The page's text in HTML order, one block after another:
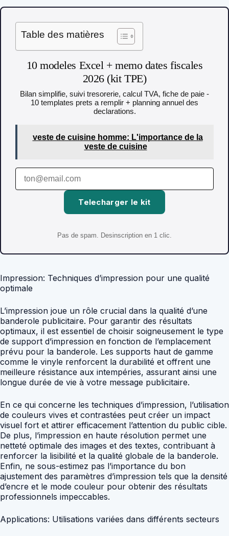
Table des matières
10 modeles Excel + memo dates fiscales
2026 (kit TPE)
Bilan simplifie, suivi tresorerie, calcul TVA, fiche de paie -
10 templates prets a remplir + planning annuel des
declarations.
veste de cuisine homme: L'importance de la
veste de cuisine
Telecharger le kit
Pas de spam. Desinscription en 1 clic.
Impression: Techniques d’impression pour une qualité
optimale
L’impression joue un rôle crucial dans la qualité d’une
banderole publicitaire. Pour garantir des résultats
optimaux, il est essentiel de choisir soigneusement le type
de support d’impression en fonction de l’emplacement
prévu pour la banderole. Les supports haut de gamme
comme le vinyle renforcent la durabilité et offrent une
meilleure résistance aux intempéries, assurant ainsi une
longue durée de vie à votre message publicitaire.
En ce qui concerne les techniques d’impression, l’utilisation
de couleurs vives et contrastées peut créer un impact
visuel fort et attirer efficacement l’attention du public cible.
De plus, l’impression en haute résolution permet une
netteté optimale des images et des textes, contribuant à
renforcer la lisibilité et la qualité globale de la banderole.
Enfin, ne sous-estimez pas l’importance du bon
ajustement des paramètres d’impression tels que la densité
d’encre et le mode couleur pour obtenir des résultats
professionnels impeccables.
Applications: Utilisations variées dans différents secteurs